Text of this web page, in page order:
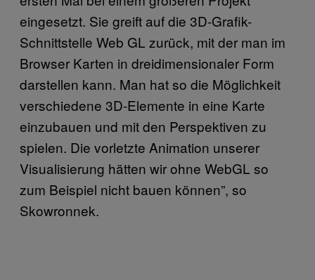
eingesetzt. Sie greift auf die 3D-Grafik-
Schnittstelle Web GL zurück, mit der man im
Browser Karten in dreidimensionaler Form
darstellen kann. Man hat so die Möglichkeit
verschiedene 3D-Elemente in eine Karte
einzubauen und mit den Perspektiven zu
spielen. Die vorletzte Animation unserer
Visualisierung hätten wir ohne WebGL so
zum Beispiel nicht bauen können”, so
Skowronnek.